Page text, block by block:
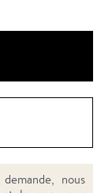
nous